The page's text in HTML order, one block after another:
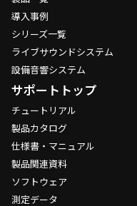
導入事例
シリーズ一覧
ライブサウンドシステム
設備音響システム
サポートトップ
チュートリアル
製品カタログ
仕様書・マニュアル
製品関連資料
ソフトウェア
測定データ